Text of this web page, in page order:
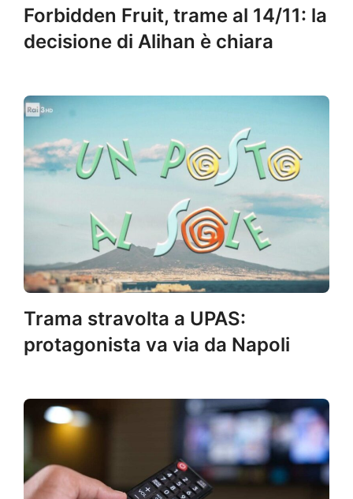
Forbidden Fruit, trame al 14/11: la
decisione di Alihan è chiara
Trama stravolta a UPAS:
protagonista va via da Napoli